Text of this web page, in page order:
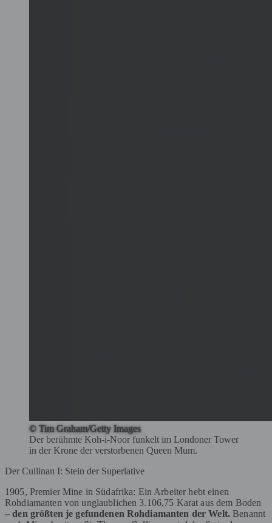
© Tim Graham/Getty Images
Der berühmte Koh-i-Noor funkelt im Londoner Tower
in der Krone der verstorbenen Queen Mum.
Der Cullinan I: Stein der Superlative
1905, Premier Mine in Südafrika: Ein Arbeiter hebt einen
Rohdiamanten von unglaublichen 3.106,75 Karat aus dem Boden
– den größten je gefundenen Rohdiamanten der Welt.Benannt